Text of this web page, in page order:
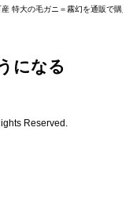
産 特大の毛ガニ＝霧幻を通販で購入
になる
Reserved.